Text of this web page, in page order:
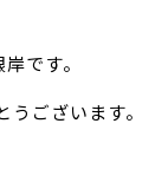
です。
ございます。